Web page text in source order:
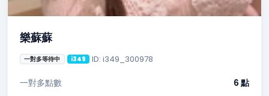
樂蘇蘇
一對多等待中 i349 ID: i349_300978
一對多點數
6 點